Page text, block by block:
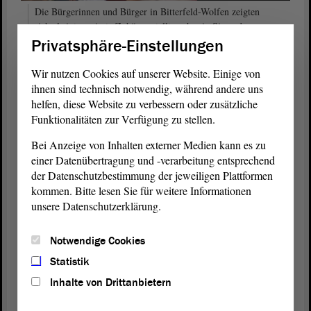
Die Bürgerinnen und Bürger in Bitterfeld-Wolfen zeigten
sich als interessierte Zuhörer, stellten aber in Sinne des
Abends auch Fragen am Diskussionstisch. Foto: Stefan
Müller
Würde des Menschen oder Würde des
Deutschen?
Ein Gast lobte die Heraushebung der Würde des Menschen in der
Würde des Menschen, „aber es gibt das Gefühl, dass mit zweierlei
Maß gemessen wird, es besteht das Empfinden, dass die Würde von
Zugereisten über die der von hier stammenden Menschen gestellt
wird“, sagte Poggenburg. Aber müsse eineParteiein solches
Empfinden nicht mit Fakten ausräumen? „Die AfD stelle sich einer
wegreden“, erklärte Poggenburg.
Die AfD pauschalisiere zu sehr, kritisierte Feußner. Die AfD nehme
das Einzelbeispiel und mache es zum Allgemeinen. Es sei
Privatsphäre-Einstellungen
Wir nutzen Cookies auf unserer Website. Einige von
ihnen sind technisch notwendig, während andere uns
helfen, diese Website zu verbessern oder zusätzliche
Funktionalitäten zur Verfügung zu stellen.
Bei Anzeige von Inhalten externer Medien kann es zu
einer Datenübertragung und -verarbeitung entsprechend
der Datenschutzbestimmung der jeweiligen Plattformen
kommen. Bitte lesen Sie für weitere Informationen
unsere Datenschutzerklärung.
Notwendige Cookies
Statistik
Inhalte von Drittanbietern